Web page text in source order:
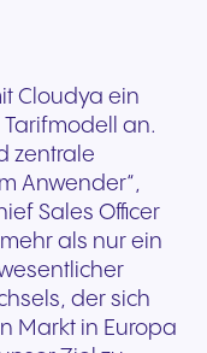
Cloudya ein
an.
zentrale
Anwender“,
Sales Officer
als nur ein
der sich
Markt in Europa